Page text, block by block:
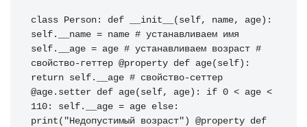
class Person: def __init__(self, name, age):
self.__name = name # устанавливаем имя
self.__age = age # устанавливаем возраст #
свойство-геттер @property def age(self):
return self.__age # свойство-сеттер
@age.setter def age(self, age): if 0 < age <
110: self.__age = age else:
print("Недопустимый возраст") @property def